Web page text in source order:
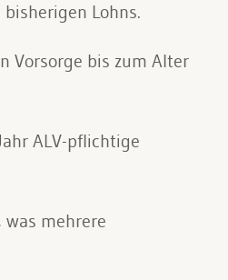
Lohns.
Vorsorge bis zum Alter
ALV-pflichtige
mehrere